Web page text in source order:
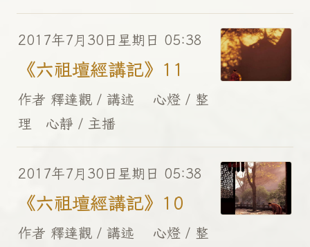
2017年7月30日星期日 05:38
《六祖壇經講記》11
作者 釋達觀 / 講述 心燈 / 整
理 心靜 / 主播
2017年7月30日星期日 05:38
《六祖壇經講記》10
作者 釋達觀 / 講述 心燈 / 整